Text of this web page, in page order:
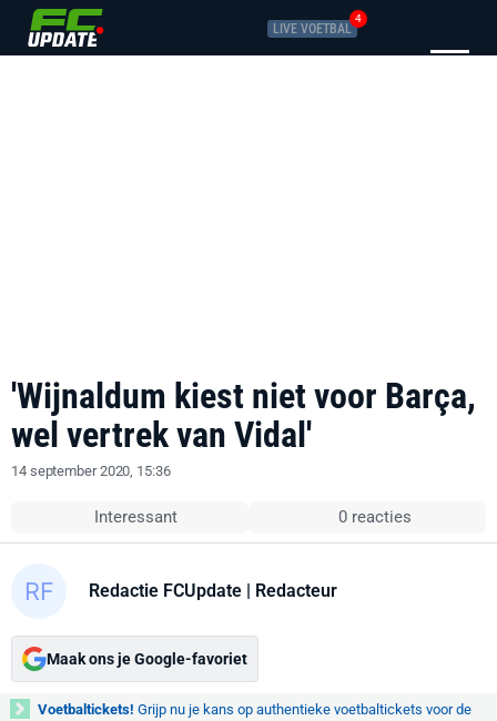
LIVE VOETBAL
4
'Wijnaldum kiest niet voor Barça,
wel vertrek van Vidal'
14 september 2020, 15:36
Interessant 0 reacties
Redactie FCUpdate | Redacteur
Maak ons je Google-favoriet
Voetbaltickets! Grijp nu je kans op authentieke voetbaltickets voor de